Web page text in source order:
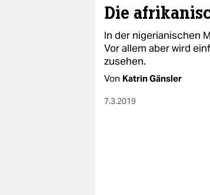
Die
In der nigerianischen
Vor allem aber wird
zusehen.
Von Katrin Gänsler
7.3.2019